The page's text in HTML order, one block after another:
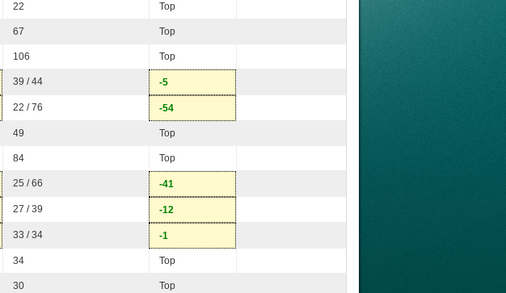
22 Top
67 Top
106 Top
39 / 44 -5
22 / 76 -54
49 Top
84 Top
25 / 66 -41
27 / 39 -12
33 / 34 -1
34 Top
30 Top